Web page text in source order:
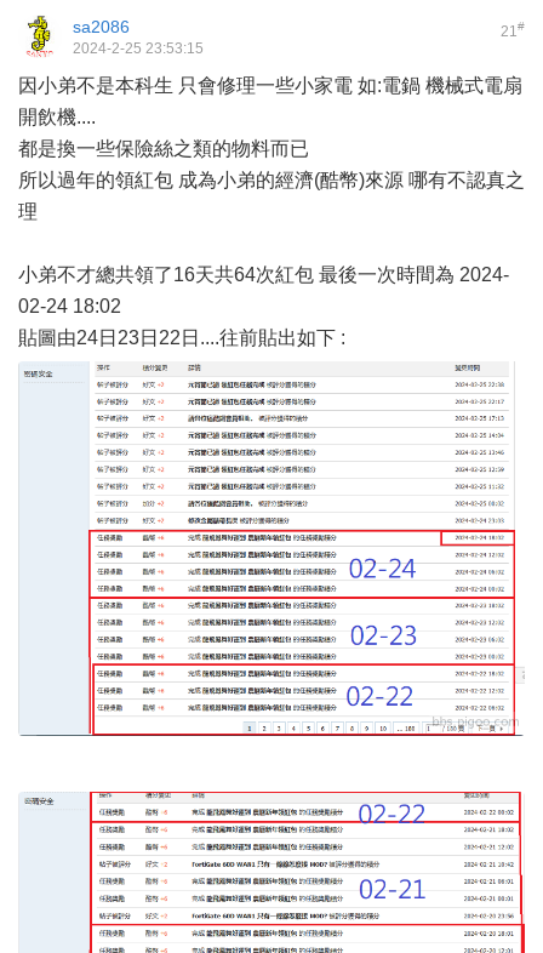
21#
sa2086
2024-2-25 23:53:15
因小弟不是本科生 只會修理一些小家電 如:電鍋 機械式電扇
開飲機....
都是換一些保險絲之類的物料而已
所以過年的領紅包 成為小弟的經濟(酷幣)來源 哪有不認真之
理
小弟不才總共領了16天共64次紅包 最後一次時間為 2024-
02-24 18:02
貼圖由24日23日22日....往前貼出如下 :